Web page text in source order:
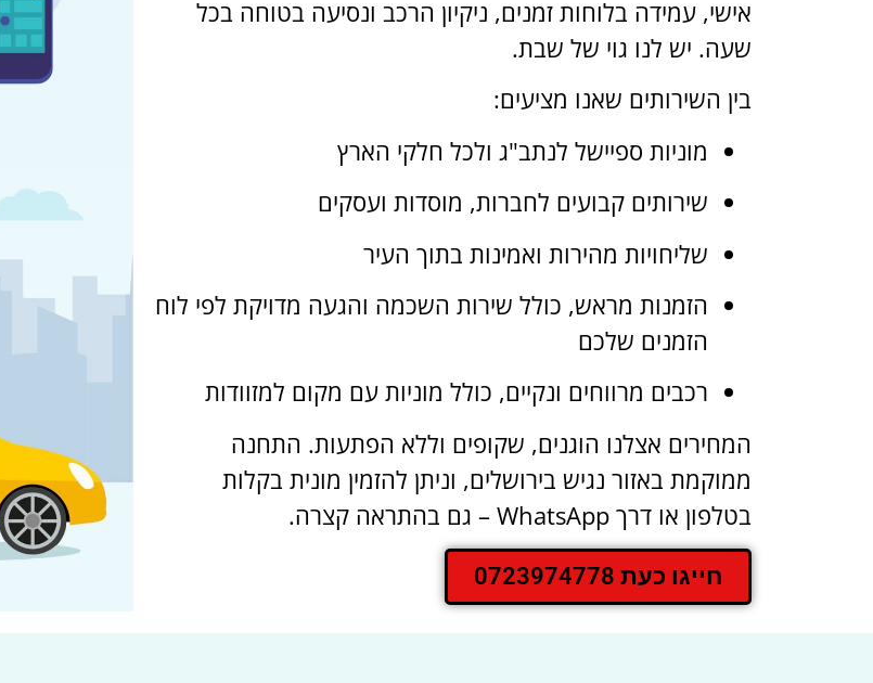
אישי, עמידה בלוחות זמנים, ניקיון הרכב ונסיעה בטוחה בכל
שעה. יש לנו גוי של שבת.
בין השירותים שאנו מציעים:
מוניות ספיישל לנתב"ג ולכל חלקי הארץ
שירותים קבועים לחברות, מוסדות ועסקים
שליחויות מהירות ואמינות בתוך העיר
הזמנות מראש, כולל שירות השכמה והגעה מדויקת לפי לוח
הזמנים שלכם
רכבים מרווחים ונקיים, כולל מוניות עם מקום למזוודות
המחירים אצלנו הוגנים, שקופים וללא הפתעות. התחנה
ממוקמת באזור נגיש בירושלים, וניתן להזמין מונית בקלות
בטלפון או דרך WhatsApp – גם בהתראה קצרה.
חייגו כעת 0723974778